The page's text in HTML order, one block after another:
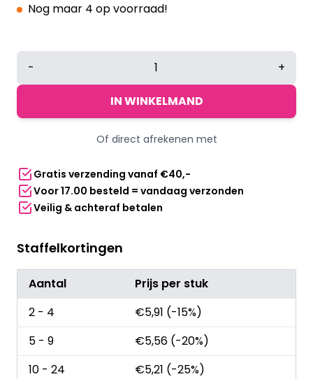
Nog maar 4 op voorraad!
Halloween
ketting
- +
IN WINKELMAND
Of direct afrekenen met
Gratis verzending vanaf €40,-
Voor 17.00 besteld = vandaag verzonden
Veilig & achteraf betalen
Staffelkortingen
Aantal
Prijs per stuk
2 - 4
€5,91 (-15%)
5 - 9
€5,56 (-20%)
10 - 24
€5,21 (-25%)